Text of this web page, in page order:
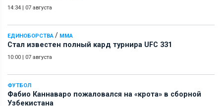
14:34 | 07 августа
ЕДИНОБОРСТВА / ММА
Стал известен полный кард турнира UFC 331
10:00 | 07 августа
ФУТБОЛ
Фабио Каннаваро пожаловался на «крота» в сборной
Узбекистана